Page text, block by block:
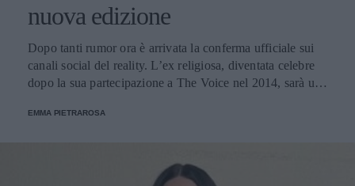
nuova edizione
Dopo tanti rumor ora è arrivata la conferma ufficiale sui
canali social del reality. L’ex religiosa, diventata celebre
dopo la sua partecipazione a The Voice nel 2014, sarà una
EMMA PIETRAROSA